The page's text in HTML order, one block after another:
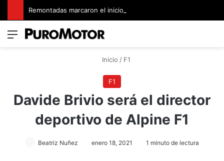
Menú
Inicio / F1
F1
Davide Brivio será el director
deportivo de Alpine F1
Beatriz Nuñez enero 18, 2021 1 minuto de lectura